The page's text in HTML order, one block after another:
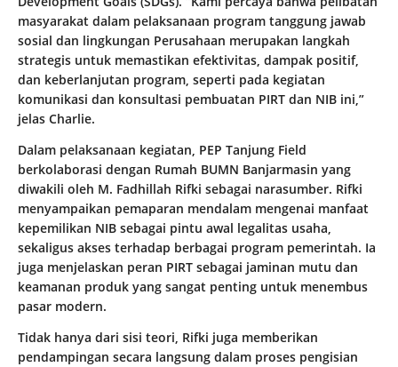
masyarakat dalam pelaksanaan program tanggung jawab
sosial dan lingkungan Perusahaan merupakan langkah
strategis untuk memastikan efektivitas, dampak positif,
dan keberlanjutan program, seperti pada kegiatan
komunikasi dan konsultasi pembuatan PIRT dan NIB ini,”
jelas Charlie.
Dalam pelaksanaan kegiatan, PEP Tanjung Field
berkolaborasi dengan Rumah BUMN Banjarmasin yang
diwakili oleh M. Fadhillah Rifki sebagai narasumber. Rifki
menyampaikan pemaparan mendalam mengenai manfaat
kepemilikan NIB sebagai pintu awal legalitas usaha,
sekaligus akses terhadap berbagai program pemerintah. Ia
juga menjelaskan peran PIRT sebagai jaminan mutu dan
keamanan produk yang sangat penting untuk menembus
pasar modern.
Tidak hanya dari sisi teori, Rifki juga memberikan
pendampingan secara langsung dalam proses pengisian